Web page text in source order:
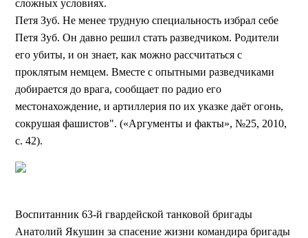
сложных условиях.
Петя Зуб. Не менее трудную специальность избрал себе
Петя Зуб. Он давно решил стать разведчиком. Родители
его убиты, и он знает, как можно рассчитаться с
проклятым немцем. Вместе с опытными разведчиками
добирается до врага, сообщает по радио его
местонахождение, и артиллерия по их указке даёт огонь,
сокрушая фашистов". («Аргументы и факты», №25, 2010,
с. 42).
Воспитанник 63-й гвардейской танковой бригады
Анатолий Якушин за спасение жизни командира бригады